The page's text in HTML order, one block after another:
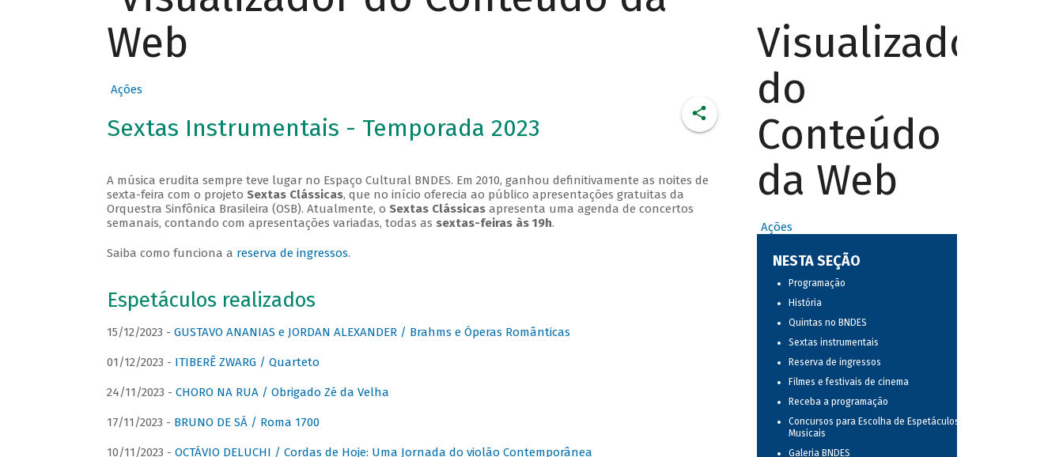
Web
Ações
Sextas Instrumentais - Temporada 2023
A música erudita sempre teve lugar no Espaço Cultural BNDES. Em 2010, ganhou definitivamente as noites de
sexta-feira com o projeto Sextas Clássicas, que no início oferecia ao público apresentações gratuitas da
Orquestra Sinfônica Brasileira (OSB). Atualmente, o Sextas Clássicasapresenta uma agenda de concertos
semanais, contando com apresentações variadas, todas as sextas-feiras às 19h.
Saiba como funciona a reserva de ingressos.
Espetáculos realizados
15/12/2023 - GUSTAVO ANANIAS e JORDAN ALEXANDER / Brahms e Óperas Românticas
01/12/2023 - ITIBERÊ ZWARG / Quarteto
24/11/2023 - CHORO NA RUA / Obrigado Zé da Velha
17/11/2023 - BRUNO DE SÁ / Roma 1700
10/11/2023 - OCTÁVIO DELUCHI / Cordas de Hoje: Uma Jornada do violão Contemporânea
Visualizador
do
Conteúdo
da Web
Ações
NESTA SEÇÃO
Programação
História
Quintas no BNDES
Sextas instrumentais
Reserva de ingressos
Filmes e festivais de cinema
Receba a programação
Concursos para Escolha de Espetáculos
Musicais
Galeria BNDES